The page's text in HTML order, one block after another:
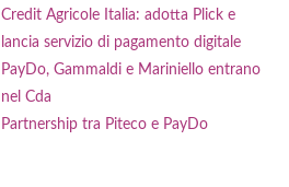
Credit Agricole Italia: adotta Plick e
lancia servizio di pagamento digitale
PayDo, Gammaldi e Mariniello entrano
nel Cda
Partnership tra Piteco e PayDo